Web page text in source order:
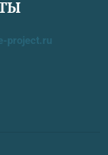
project.ru